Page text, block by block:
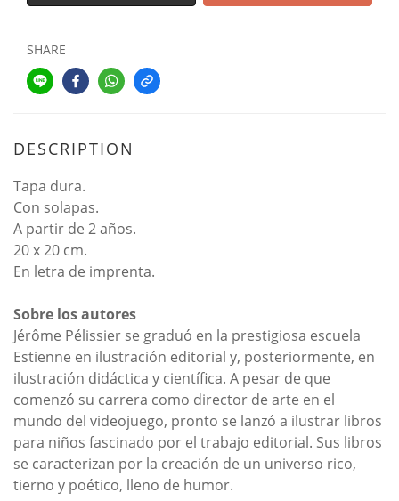
SHARE
DESCRIPTION
Tapa dura.
Con solapas.
A partir de 2 años.
20 x 20 cm.
En letra de imprenta.
Sobre los autores
Jérôme Pélissier se graduó en la prestigiosa escuela
Estienne en ilustración editorial y, posteriormente, en
ilustración didáctica y científica. A pesar de que
comenzó su carrera como director de arte en el
mundo del videojuego, pronto se lanzó a ilustrar libros
para niños fascinado por el trabajo editorial. Sus libros
se caracterizan por la creación de un universo rico,
tierno y poético, lleno de humor.